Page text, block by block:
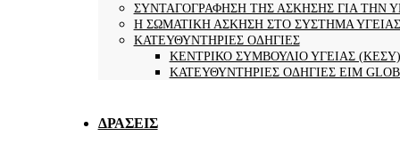
ΣΥΝΤΑΓΟΓΡΑΦΗΣΗ ΤΗΣ ΑΣΚΗΣΗΣ ΓΙΑ ΤΗΝ
Η ΣΩΜΑΤΙΚΗ ΑΣΚΗΣΗ ΣΤΟ ΣΥΣΤΗΜΑ ΥΓΕΙΑΣ
ΚΑΤΕΥΘΥΝΤΗΡΙΕΣ ΟΔΗΓΙΕΣ
ΚΕΝΤΡΙΚΟ ΣΥΜΒΟΥΛΙΟ ΥΓΕΙΑΣ (ΚΕΣΥ)
ΚΑΤΕΥΘΥΝΤΗΡΙΕΣ ΟΔΗΓΙΕΣ EIM
ΔΡΑΣΕΙΣ